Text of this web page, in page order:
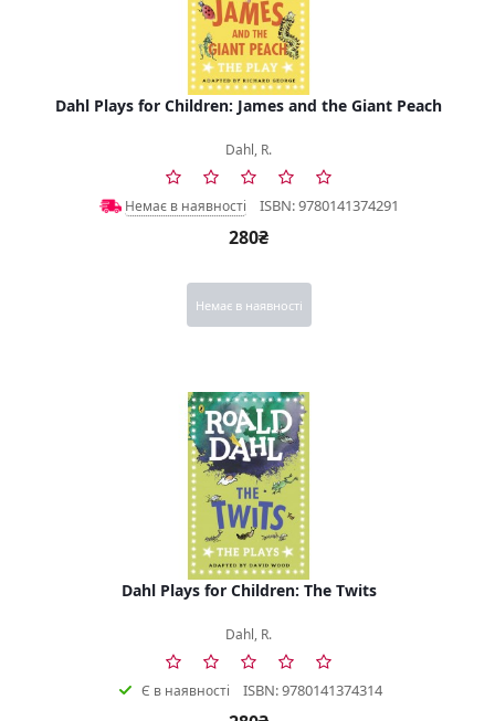
Dahl Plays for Children: James and the Giant Peach
Dahl, R.
Немає в наявності ISBN: 9780141374291
280₴
Немає в наявності
Dahl Plays for Children: The Twits
Dahl, R.
Є в наявності ISBN: 9780141374314